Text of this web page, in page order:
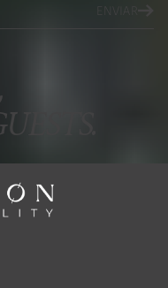
ENVIAR